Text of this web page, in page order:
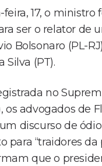
17, o ministro
ser o relator de
Bolsonaro (PL-
Silva (PT).
no
os advogados de
discurso de
para “traidores da
que o